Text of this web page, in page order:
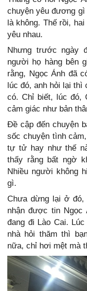
chuyện yêu đương
là không. Thế rồi,
yêu nhau.
Nhưng trước ngày
người họ hàng bên
rằng, Ngọc Ánh đã
lúc đó, anh hỏi lại thì
có. Chỉ biết, lúc đó,
cảm giác như bản
Đề cập đến chuyện
sốc chuyện tình
tự tử hay như thế
thấy rằng bất ngờ
Nhiều người không
gì.
Chưa dừng lại ở đó,
nhận được tin Ngọc
đang đi Lào Cai.
nhà hỏi thăm thì
nữa, chỉ hơi mệt mà